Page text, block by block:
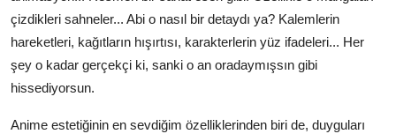
çizdikleri sahneler... Abi o nasıl bir detaydı ya? Kalemlerin
hareketleri, kağıtların hışırtısı, karakterlerin yüz ifadeleri... Her
şey o kadar gerçekçi ki, sanki o an oradaymışsın gibi
hissediyorsun.
Anime estetiğinin en sevdiğim özelliklerinden biri de, duyguları